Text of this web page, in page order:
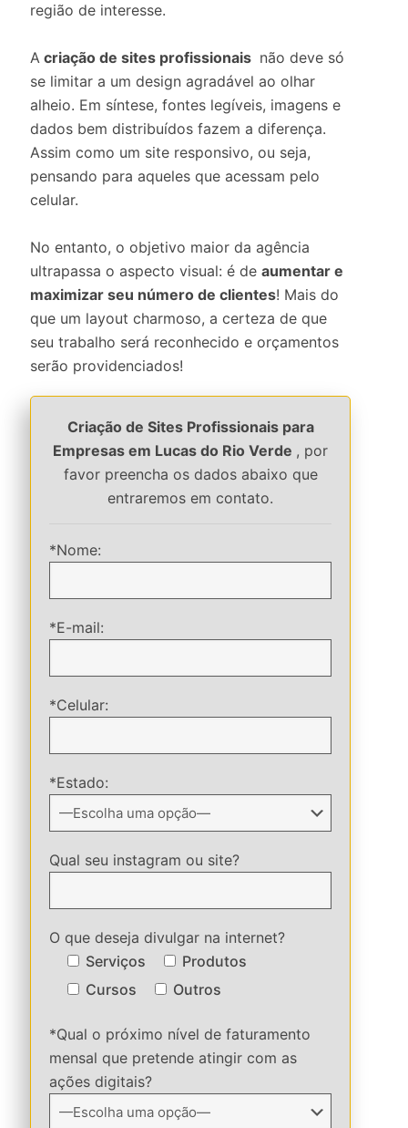
região de interesse.
A criação de sites profissionais não deve só
se limitar a um design agradável ao olhar
alheio. Em síntese, fontes legíveis, imagens e
dados bem distribuídos fazem a diferença.
Assim como um site responsivo, ou seja,
pensando para aqueles que acessam pelo
celular.
No entanto, o objetivo maior da agência
ultrapassa o aspecto visual: é de aumentar e
maximizar seu número de clientes! Mais do
que um layout charmoso, a certeza de que
seu trabalho será reconhecido e orçamentos
serão providenciados!
Criação de Sites Profissionais para
Empresas em Lucas do Rio Verde , por
favor preencha os dados abaixo que
entraremos em contato.
*Nome:
*E-mail:
*Celular:
*Estado:
Qual seu instagram ou site?
O que deseja divulgar na internet?
Serviços
Produtos
Cursos
Outros
*Qual o próximo nível de faturamento
mensal que pretende atingir com as
ações digitais?